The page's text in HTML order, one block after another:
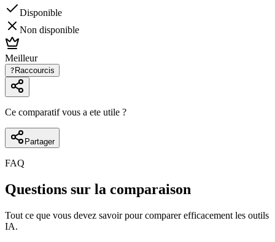
Disponible
Non disponible
Meilleur
? Raccourcis
Ce comparatif vous a ete utile ?
Partager
FAQ
Questions sur la comparaison
Tout ce que vous devez savoir pour comparer efficacement les outils
IA.